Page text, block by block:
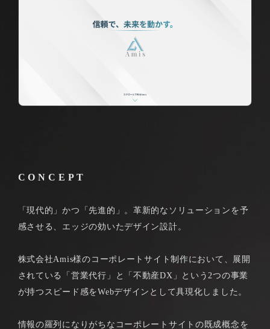
CONCEPT
「現代的」かつ「先進的」。革新的なソリューションを予
感させる、エッジの効いたデザイン設計。
株式会社Amis様のコーポレートサイト制作において、展開
されている「営業代行」と「不動産DX」という2つの事業
が持つスピード感をWebデザインとして具現化しました。
情報の羅列になりがちなコーポレートサイトの既成概念を